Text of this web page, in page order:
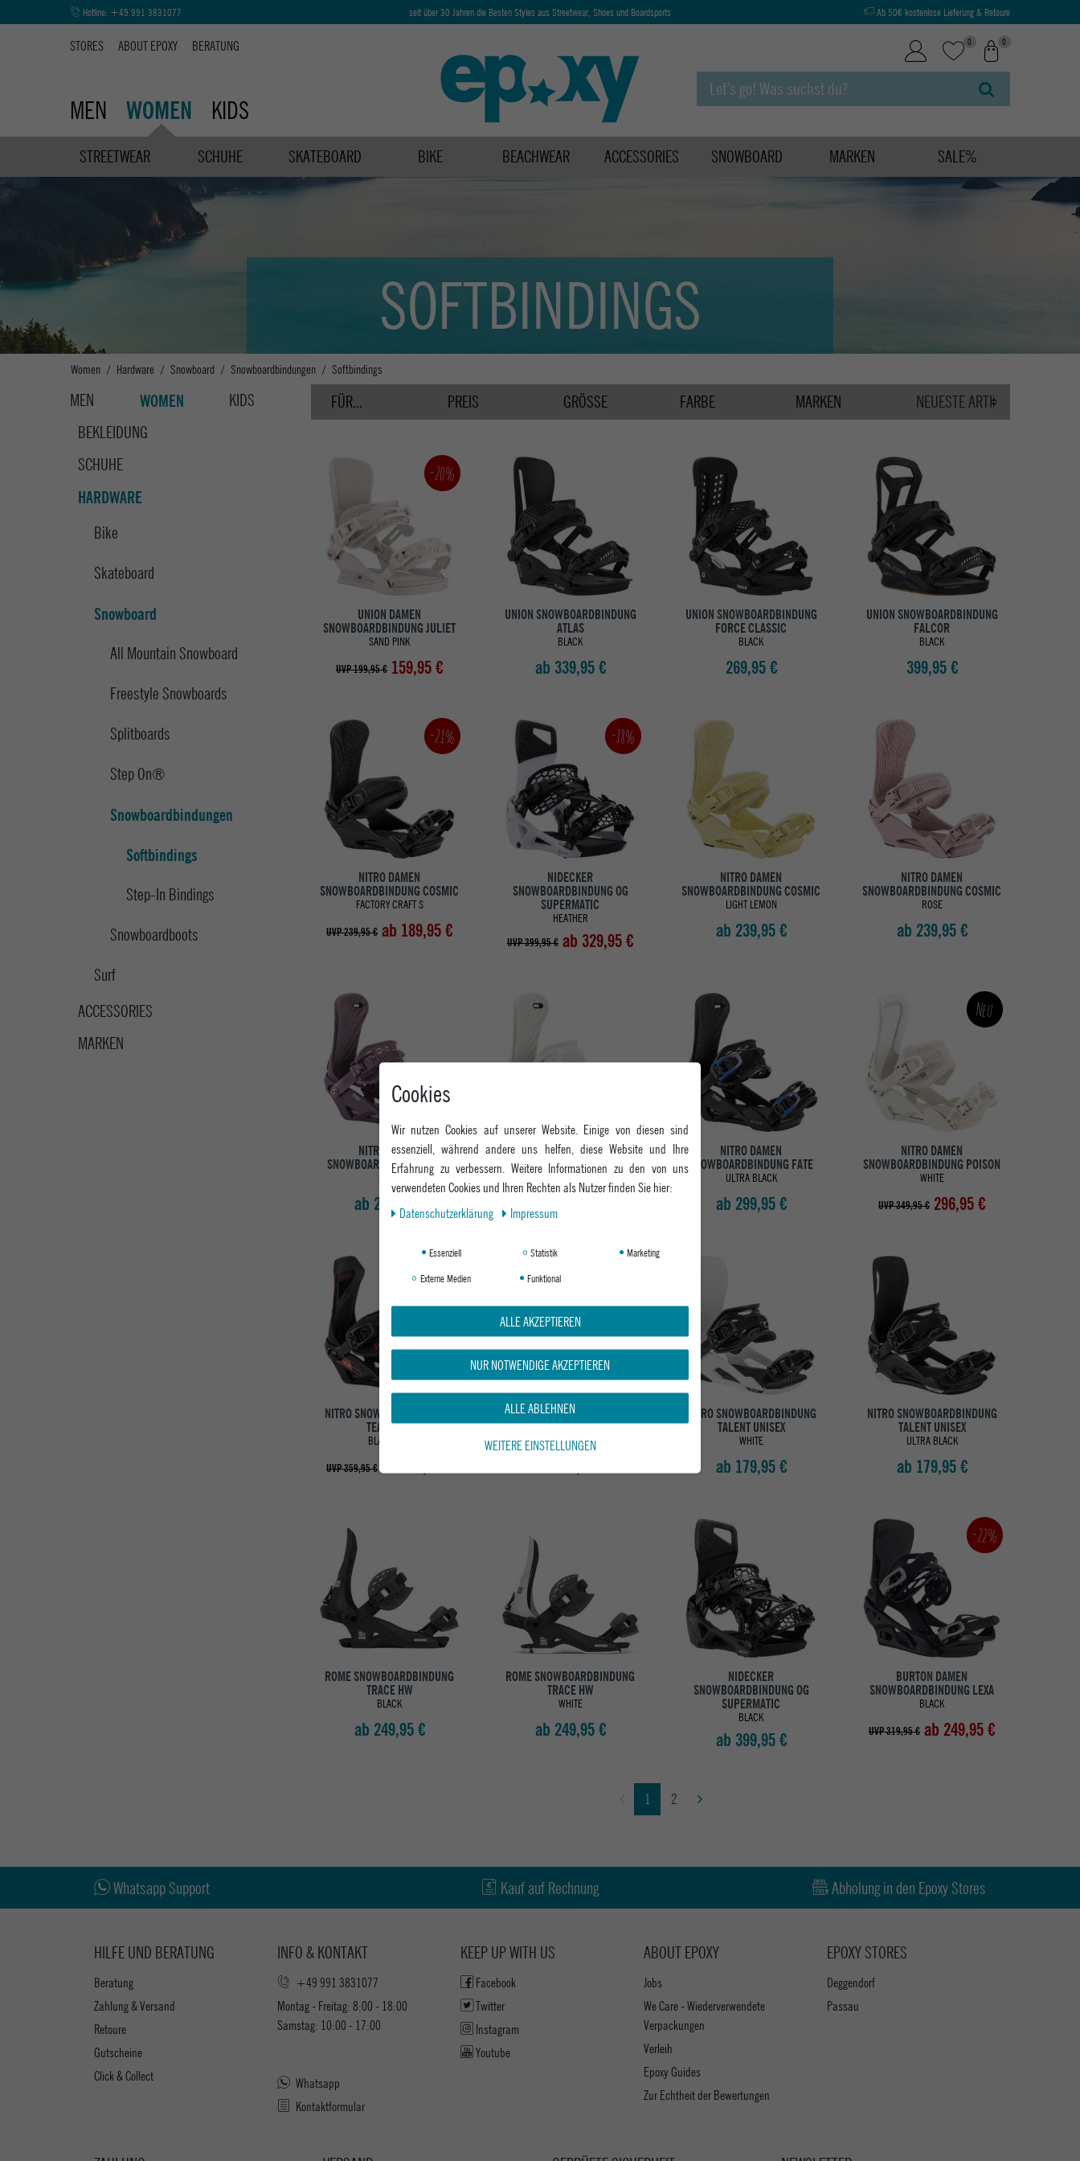
Hotline: +49 991 3831077 seit über 30 Jahren die Besten Styles aus Streetwear, Shoes und Boardsports Ab 50€ kostenlose Lieferung & Retoure
STORES ABOUT EPOXY BERATUNG
MEN WOMEN KIDS
0 0
STREETWEAR SCHUHE SKATEBOARD BIKE BEACHWEAR ACCESSORIES SNOWBOARD MARKEN SALE%
SOFTBINDINGS
Women Hardware Snowboard Snowboardbindungen Softbindings
MEN WOMEN
KIDS
BEKLEIDUNG
SCHUHE
HARDWARE
Bike
Skateboard
Snowboard
All Mountain Snowboard
Freestyle Snowboards
Splitboards
Step On®
Snowboardbindungen
Softbindings
Step-In Bindings
Snowboardboots
Surf
ACCESSORIES
MARKEN
FÜR... PREIS GRÖSSE FARBE MARKEN
-20%
UNION DAMEN
SNOWBOARDBINDUNG JULIET
SAND PINK
UVP 199,95 € 159,95 €
UNION SNOWBOARDBINDUNG
ATLAS
BLACK
ab 339,95 €
UNION SNOWBOARDBINDUNG
FORCE CLASSIC
BLACK
269,95 €
UNION SNOWBOARDBINDUNG
FALCOR
BLACK
399,95 €
-21%
NITRO DAMEN
SNOWBOARDBINDUNG COSMIC
FACTORY CRAFT S
UVP 239,95 € ab 189,95 €
-18%
NIDECKER
SNOWBOARDBINDUNG OG
SUPERMATIC
HEATHER
UVP 399,95 € ab 329,95 €
NITRO DAMEN
SNOWBOARDBINDUNG COSMIC
LIGHT LEMON
ab 239,95 €
NITRO DAMEN
SNOWBOARDBINDUNG COSMIC
ROSE
ab 239,95 €
NITRO DAMEN
SNOWBOARDBINDUNG FATE
ab 299,95 €
NITRO DAMEN
SNOWBOARDBINDUNG FATE
NITRO DAMEN
SNOWBOARDBINDUNG FATE
ULTRA BLACK
ab 299,95 €
Neu
NITRO DAMEN
SNOWBOARDBINDUNG POISON
WHITE
UVP 349,95 € 296,95 €
NITRO SNOWBOARDBINDUNG
TEAM PRO
BLACK RED
UVP 359,95 € ab 289,95 €
NITRO SNOWBOARDBINDUNG
TALENT UNISEX
DARK TEAL
ab 179,95 €
NITRO SNOWBOARDBINDUNG
TALENT UNISEX
WHITE
ab 179,95 €
NITRO SNOWBOARDBINDUNG
TALENT UNISEX
ULTRA BLACK
ab 179,95 €
ROME SNOWBOARDBINDUNG
TRACE HW
BLACK
ab 249,95 €
ROME SNOWBOARDBINDUNG
TRACE HW
WHITE
ab 249,95 €
NIDECKER
SNOWBOARDBINDUNG OG
SUPERMATIC
BLACK
ab 399,95 €
-22%
BURTON DAMEN
SNOWBOARDBINDUNG LEXA
BLACK
UVP 319,95 € ab 249,95 €
1 2
Whatsapp Support Kauf auf Rechnung Abholung in den Epoxy Stores
HILFE UND BERATUNG
Beratung
Zahlung & Versand
Retoure
Gutscheine
Click & Collect
INFO & KONTAKT
+49 991 3831077
Montag - Freitag: 8:00 - 18:00
Samstag: 10:00 - 17:00
Whatsapp
Kontaktformular
ABOUT EPOXY
Jobs
We Care - Wiederverwendete
Verpackungen
Verleih
Epoxy Guides
Zur Echtheit der Bewertungen
EPOXY STORES
Deggendorf
Passau
KEEP UP WITH US
Facebook
Twitter
Instagram
Youtube
Cookies
Wir nutzen Cookies auf unserer Website. Einige von diesen sind
essenziell, während andere uns helfen, diese Website und Ihre
Erfahrung zu verbessern. Weitere Informationen zu den von uns
verwendeten Cookies und Ihren Rechten als Nutzer finden Sie hier:
Daten­schutz­erklärung
Impressum
Essenziell Statistik
Marketing
Externe Medien
Funktional
ALLE AKZEPTIEREN
NUR NOTWENDIGE AKZEPTIEREN
ALLE ABLEHNEN
WEITERE EINSTELLUNGEN